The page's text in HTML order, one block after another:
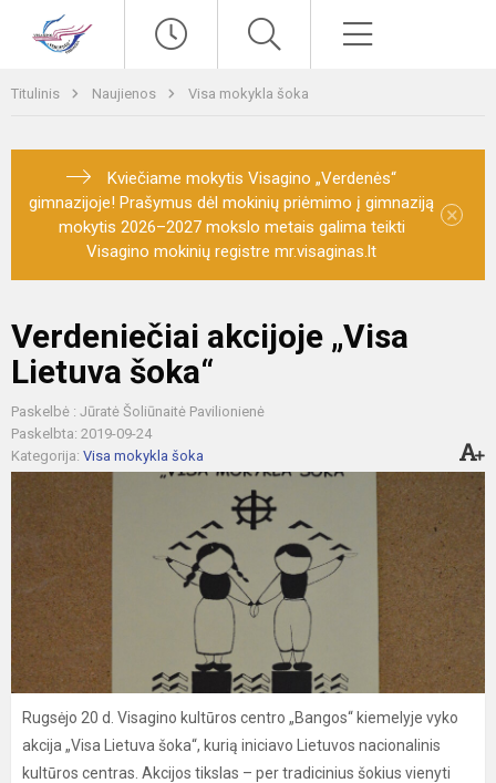
Titulinis Naujienos Visa mokykla šoka
Kviečiame mokytis Visagino „Verdenės“
gimnazijoje! Prašymus dėl mokinių priėmimo į gimnaziją
mokytis 2026–2027 mokslo metais galima teikti
Visagino mokinių registre mr.visaginas.lt
×
Verdeniečiai akcijoje „Visa
Lietuva šoka“
Paskelbė : Jūratė Šoliūnaitė Pavilionienė
Paskelbta: 2019-09-24
Kategorija: Visa mokykla šoka
Rugsėjo 20 d. Visagino kultūros centro „Bangos“ kiemelyje vyko
akcija „Visa Lietuva šoka“, kurią iniciavo Lietuvos nacionalinis
kultūros centras. Akcijos tikslas – per tradicinius šokius vienyti